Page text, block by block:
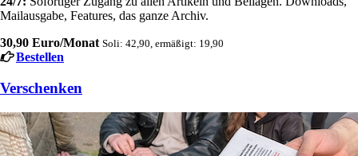
Mailausgabe, Features, das ganze Archiv.
30,90 Euro/Monat Soli: 42,90, ermäßigt: 19,90
Bestellen
Verschenken